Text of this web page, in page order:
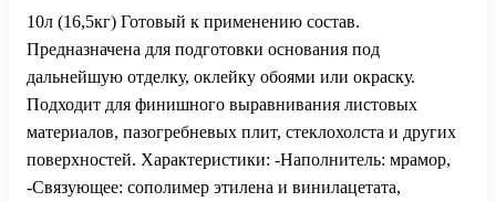
10л (16,5кг) Готовый к применению состав.
Предназначена для подготовки основания под
дальнейшую отделку, оклейку обоями или окраску.
Подходит для финишного выравнивания листовых
материалов, пазогребневых плит, стеклохолста и других
поверхностей. Характеристики: -Наполнитель: мрамор,
-Связующее: сополимер этилена и винилацетата,